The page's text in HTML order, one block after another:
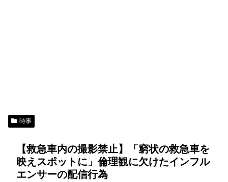
時事
【救急車内の撮影禁止】「窮状の救急車を
映えスポットに」倫理観に欠けたインフル
エンサーの配信行為